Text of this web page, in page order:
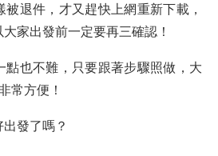
退件，才又趕快上網重新下載，
家出發前一定要再三確認！
點也不難，只要跟著步驟照做，大
常方便！
發了嗎？